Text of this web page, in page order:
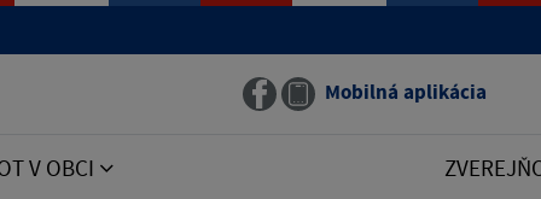
Mobilná aplikácia
V OBCI